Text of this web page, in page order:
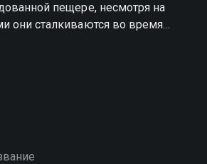
пещере, несмотря на
они сталкиваются во время